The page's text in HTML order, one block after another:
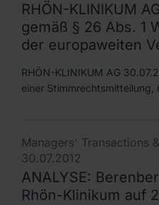
RHÖN-KLINIKUM
gemäß § 26 Abs. 1
der europaweiten
RHÖN-KLINIKUM AG
einer Stimmrechtsmitteilung,
Managers' Transactions
30.07.2012
ANALYSE:
Rhön-Klinikum auf